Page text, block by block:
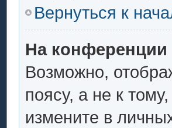
Вернуться к
На
Возможно,
поясу, а не к
измените в